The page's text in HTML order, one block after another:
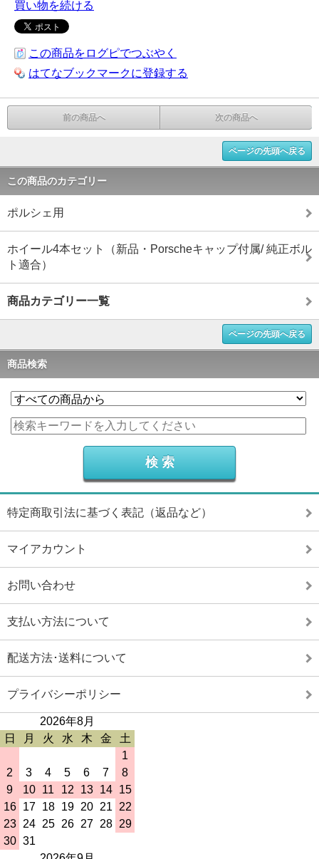
買い物を続ける
この商品をログピでつぶやく
はてなブックマークに登録する
前の商品へ 次の商品へ
ページの先頭へ戻る
この商品のカテゴリー
ポルシェ用
ホイール4本セット（新品・Porscheキャップ付属/ 純正ボル
ト適合）
商品カテゴリー一覧
ページの先頭へ戻る
商品検索
特定商取引法に基づく表記（返品など）
マイアカウント
お問い合わせ
支払い方法について
配送方法･送料について
プライバシーポリシー
2026年8月
日
月 火 水 木 金
土
1
2
3 4 5 6 7
8
9
10 11 12 13 14
15
16
17 18 19 20 21
22
23
24 25 26 27 28
29
30 31